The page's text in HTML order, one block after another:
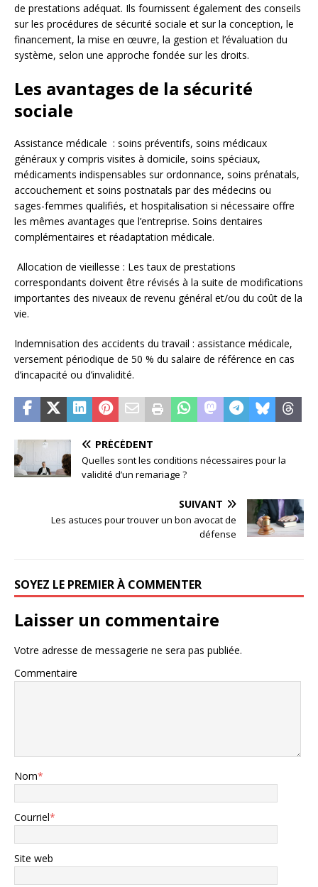
de prestations adéquat. Ils fournissent également des conseils
sur les procédures de sécurité sociale et sur la conception, le
financement, la mise en œuvre, la gestion et l’évaluation du
système, selon une approche fondée sur les droits.
Les avantages de la sécurité
sociale
Assistance médicale : soins préventifs, soins médicaux
généraux y compris visites à domicile, soins spéciaux,
médicaments indispensables sur ordonnance, soins prénatals,
accouchement et soins postnatals par des médecins ou
sages-femmes qualifiés, et hospitalisation si nécessaire offre
les mêmes avantages que l’entreprise. Soins dentaires
complémentaires et réadaptation médicale.
Allocation de vieillesse : Les taux de prestations
correspondants doivent être révisés à la suite de modifications
importantes des niveaux de revenu général et/ou du coût de la
vie.
Indemnisation des accidents du travail : assistance médicale,
versement périodique de 50 % du salaire de référence en cas
d’incapacité ou d’invalidité.
PRÉCÉDENT
Quelles sont les conditions nécessaires pour la
validité d’un remariage ?
SUIVANT
Les astuces pour trouver un bon avocat de
défense
SOYEZ LE PREMIER À COMMENTER
Laisser un commentaire
Votre adresse de messagerie ne sera pas publiée.
Commentaire
Nom*
Courriel*
Site web